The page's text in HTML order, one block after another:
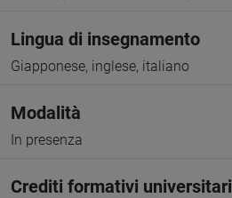
Lingua di insegnamento
Giapponese, inglese, italiano
Modalità
In presenza
Crediti formativi universitari